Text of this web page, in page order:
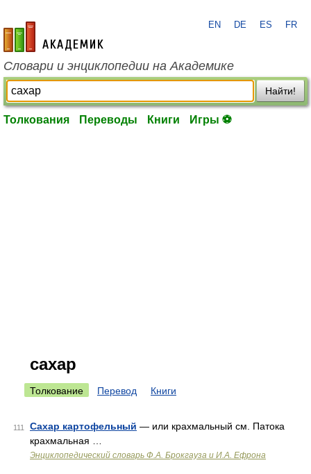
academic.ru
EN DE ES FR
Словари и энциклопедии на Академике
Найти!
Толкования Переводы Книги Игры ⚽
сахар
Толкование Перевод Книги
111 Сахар картофельный — или крахмальный см. Патока
крахмальная …
Энциклопедический словарь Ф.А. Брокгауза и И.А. Ефрона